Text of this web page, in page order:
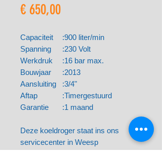
€ 650,00Prijs
Capaciteit :900 liter/min
Spanning
:230 Volt
Werkdruk
:16 bar max.
Bouwjaar
:2013
Aansluiting :3/4"
Aftap
:Timergestuurd
Garantie
:1 maand
Deze koeldroger staat ins ons
servicecenter in Weesp